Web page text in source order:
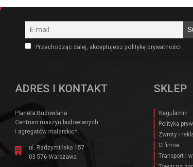
Przechodząc dalej, akceptujesz politykę prywatności
ADRES I KONTAKT
Planeta Budowlana
Centrum maszyn budowlanych
i agregatów malarskich.
ul. Radzymińska 157
03-576 Warszawa
SKLEP
Regulamin
Polityka
Zwroty i
O firmie
Transport i